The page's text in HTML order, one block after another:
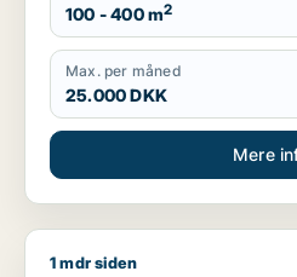
100 - 400 m2
Max. per måned
25.000 DKK
Mere
Kenny søger lager til leje i
1 mdr siden